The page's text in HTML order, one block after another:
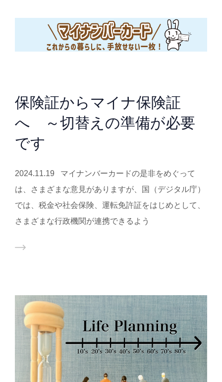
保険証からマイナ保険証
へ ～切替えの準備が必要
です
2024.11.19 マイナンバーカードの是非をめぐって
は、さまざまな意見がありますが、国（デジタル庁）
では、税金や社会保険、運転免許証をはじめとして、
さまざまな行政機関が連携できるよう